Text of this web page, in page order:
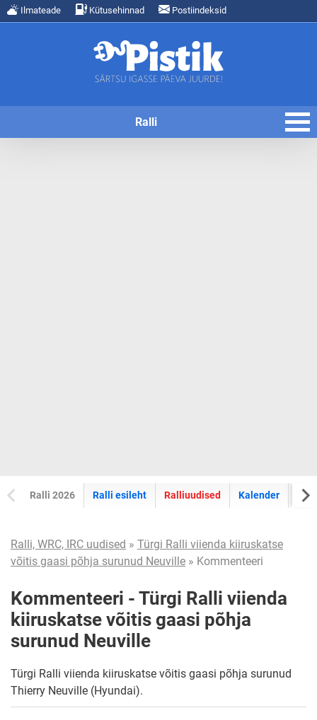
Ilmateade Kütusehinnad Postiindeksid
Ralli
Ralli 2026 Ralli esileht Ralliuudised Kalender
Ralli, WRC, IRC uudised » Türgi Ralli viienda kiiruskatse
võitis gaasi põhja surunud Neuville » Kommenteeri
Kommenteeri - Türgi Ralli viienda
kiiruskatse võitis gaasi põhja
surunud Neuville
Türgi Ralli viienda kiiruskatse võitis gaasi põhja surunud
Thierry Neuville (Hyundai).